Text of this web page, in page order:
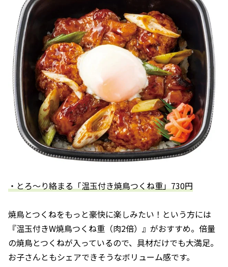
・とろ～り絡まる「温玉付き焼鳥つくね重」730円
焼鳥とつくねをもっと豪快に楽しみたい！という方には
『温玉付きW焼鳥つくね重（肉2倍）』がおすすめ。倍量
の焼鳥とつくねが入っているので、具材だけでも大満足。
お子さんともシェアできそうなボリューム感です。